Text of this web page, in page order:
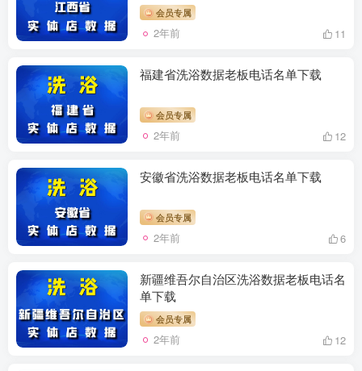
会员专属
2年前 11
福建省洗浴数据老板电话名单下载
会员专属
2年前 12
安徽省洗浴数据老板电话名单下载
会员专属
2年前 6
新疆维吾尔自治区洗浴数据老板电话名
单下载
会员专属
2年前 12